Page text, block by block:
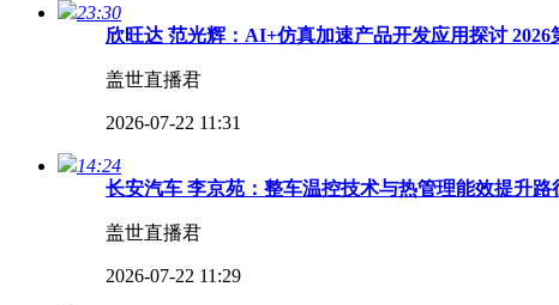
23:30
欣旺达 范光辉：AI+仿真加速产品开发应用探讨
盖世直播君
2026-07-22 11:31
14:24
长安汽车 李京苑：整车温控技术与热管理能效提升
盖世直播君
2026-07-22 11:29